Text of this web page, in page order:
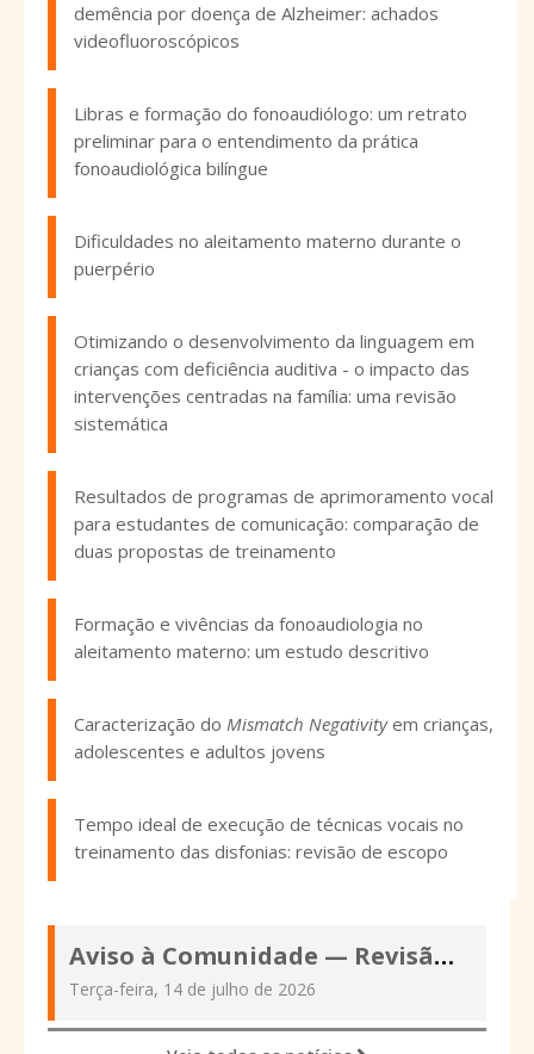
demência por doença de Alzheimer: achados
videofluoroscópicos
Libras e formação do fonoaudiólogo: um retrato
preliminar para o entendimento da prática
fonoaudiológica bilíngue
Dificuldades no aleitamento materno durante o
puerpério
Otimizando o desenvolvimento da linguagem em
crianças com deficiência auditiva - o impacto das
intervenções centradas na família: uma revisão
sistemática
Resultados de programas de aprimoramento vocal
para estudantes de comunicação: comparação de
duas propostas de treinamento
Formação e vivências da fonoaudiologia no
aleitamento materno: um estudo descritivo
Caracterização do Mismatch Negativityem crianças,
adolescentes e adultos jovens
Tempo ideal de execução de técnicas vocais no
treinamento das disfonias: revisão de escopo
Aviso à Comunidade — Revisão das Políticas Editoriais e atualização
Terça-feira, 14 de julho de 2026